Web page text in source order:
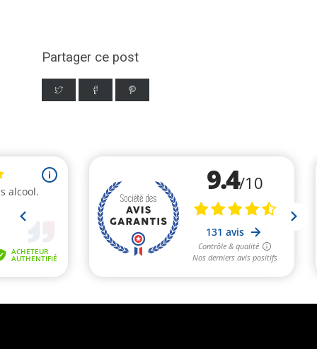
Partager ce post